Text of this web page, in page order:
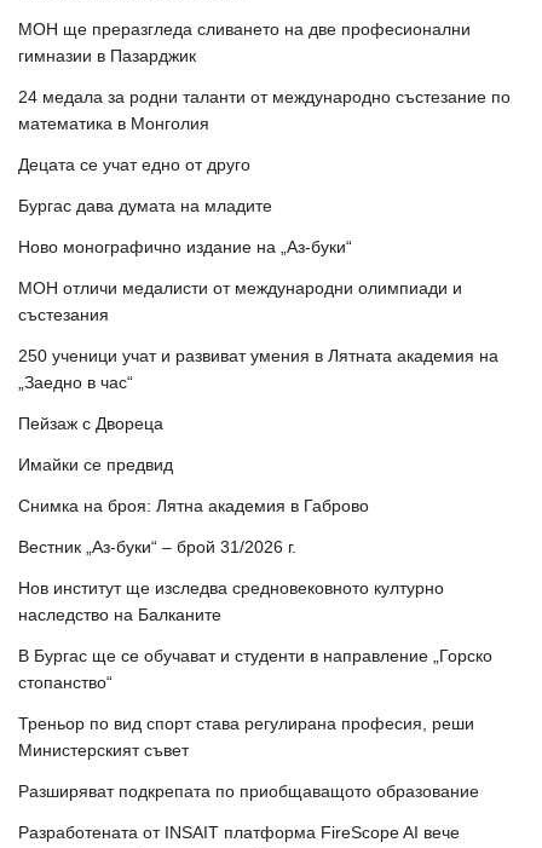
МОН ще преразгледа сливането на две професионални
гимназии в Пазарджик
24 медала за родни таланти от международно състезание по
математика в Монголия
Децата се учат едно от друго
Бургас дава думата на младите
Ново монографично издание на „Аз-буки“
МОН отличи медалисти от международни олимпиади и
състезания
250 ученици учат и развиват умения в Лятната академия на
„Заедно в час“
Пейзаж с Двореца
Имайки се предвид
Снимка на броя: Лятна академия в Габрово
Вестник „Аз-буки“ – брой 31/2026 г.
Нов институт ще изследва средновековното културно
наследство на Балканите
В Бургас ще се обучават и студенти в направление „Горско
стопанство“
Треньор по вид спорт става регулирана професия, реши
Министерският съвет
Разширяват подкрепата по приобщаващото образование
Разработената от INSAIT платформа FireScope AI вече